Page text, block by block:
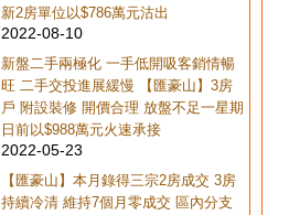
新2房單位以$786萬元沽出
2022-08-10
新盤二手兩極化 一手低開吸客銷情暢
旺 二手交投進展緩慢 【匯豪山】3房
戶 附設裝修 開價合理 放盤不足一星期
日前以$988萬元火速承接
2022-05-23
【匯豪山】本月錄得三宗2房成交 3房
持續冷清 維持7個月零成交 區內分支